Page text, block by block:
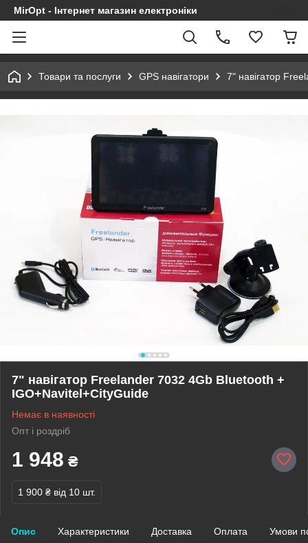
MirOpt - Інтернет магазин електроніки
Товари та послуги GPS навігатори 7" навігатор
7" навігатор Freelander 7032 4Gb Bluetooth +
IGO+Navitel+CityGuide
Немає в наявності
Опт і роздріб
1 948 ₴
1 900 ₴ від 10 шт.
Опис Характеристики Доставка Оплата Умови